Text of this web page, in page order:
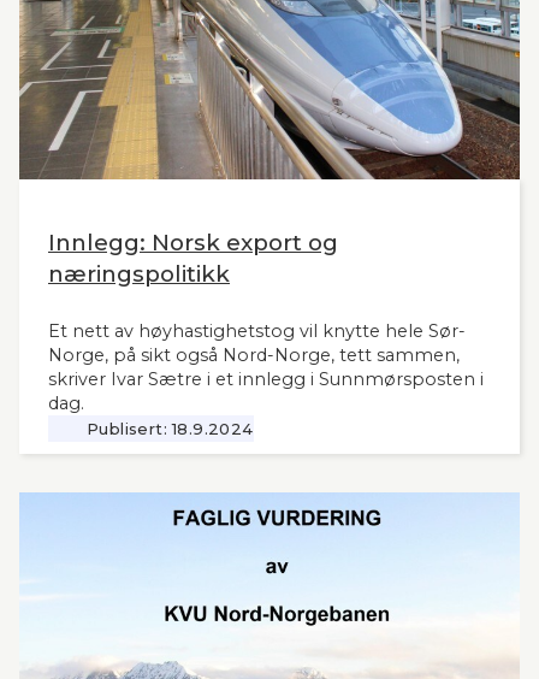
Innlegg: Norsk export og
næringspolitikk
Et nett av høyhastighetstog vil knytte hele Sør-
Norge, på sikt også Nord-Norge, tett sammen,
skriver Ivar Sætre i et innlegg i Sunnmørsposten i
dag.
Publisert: 18.9.2024